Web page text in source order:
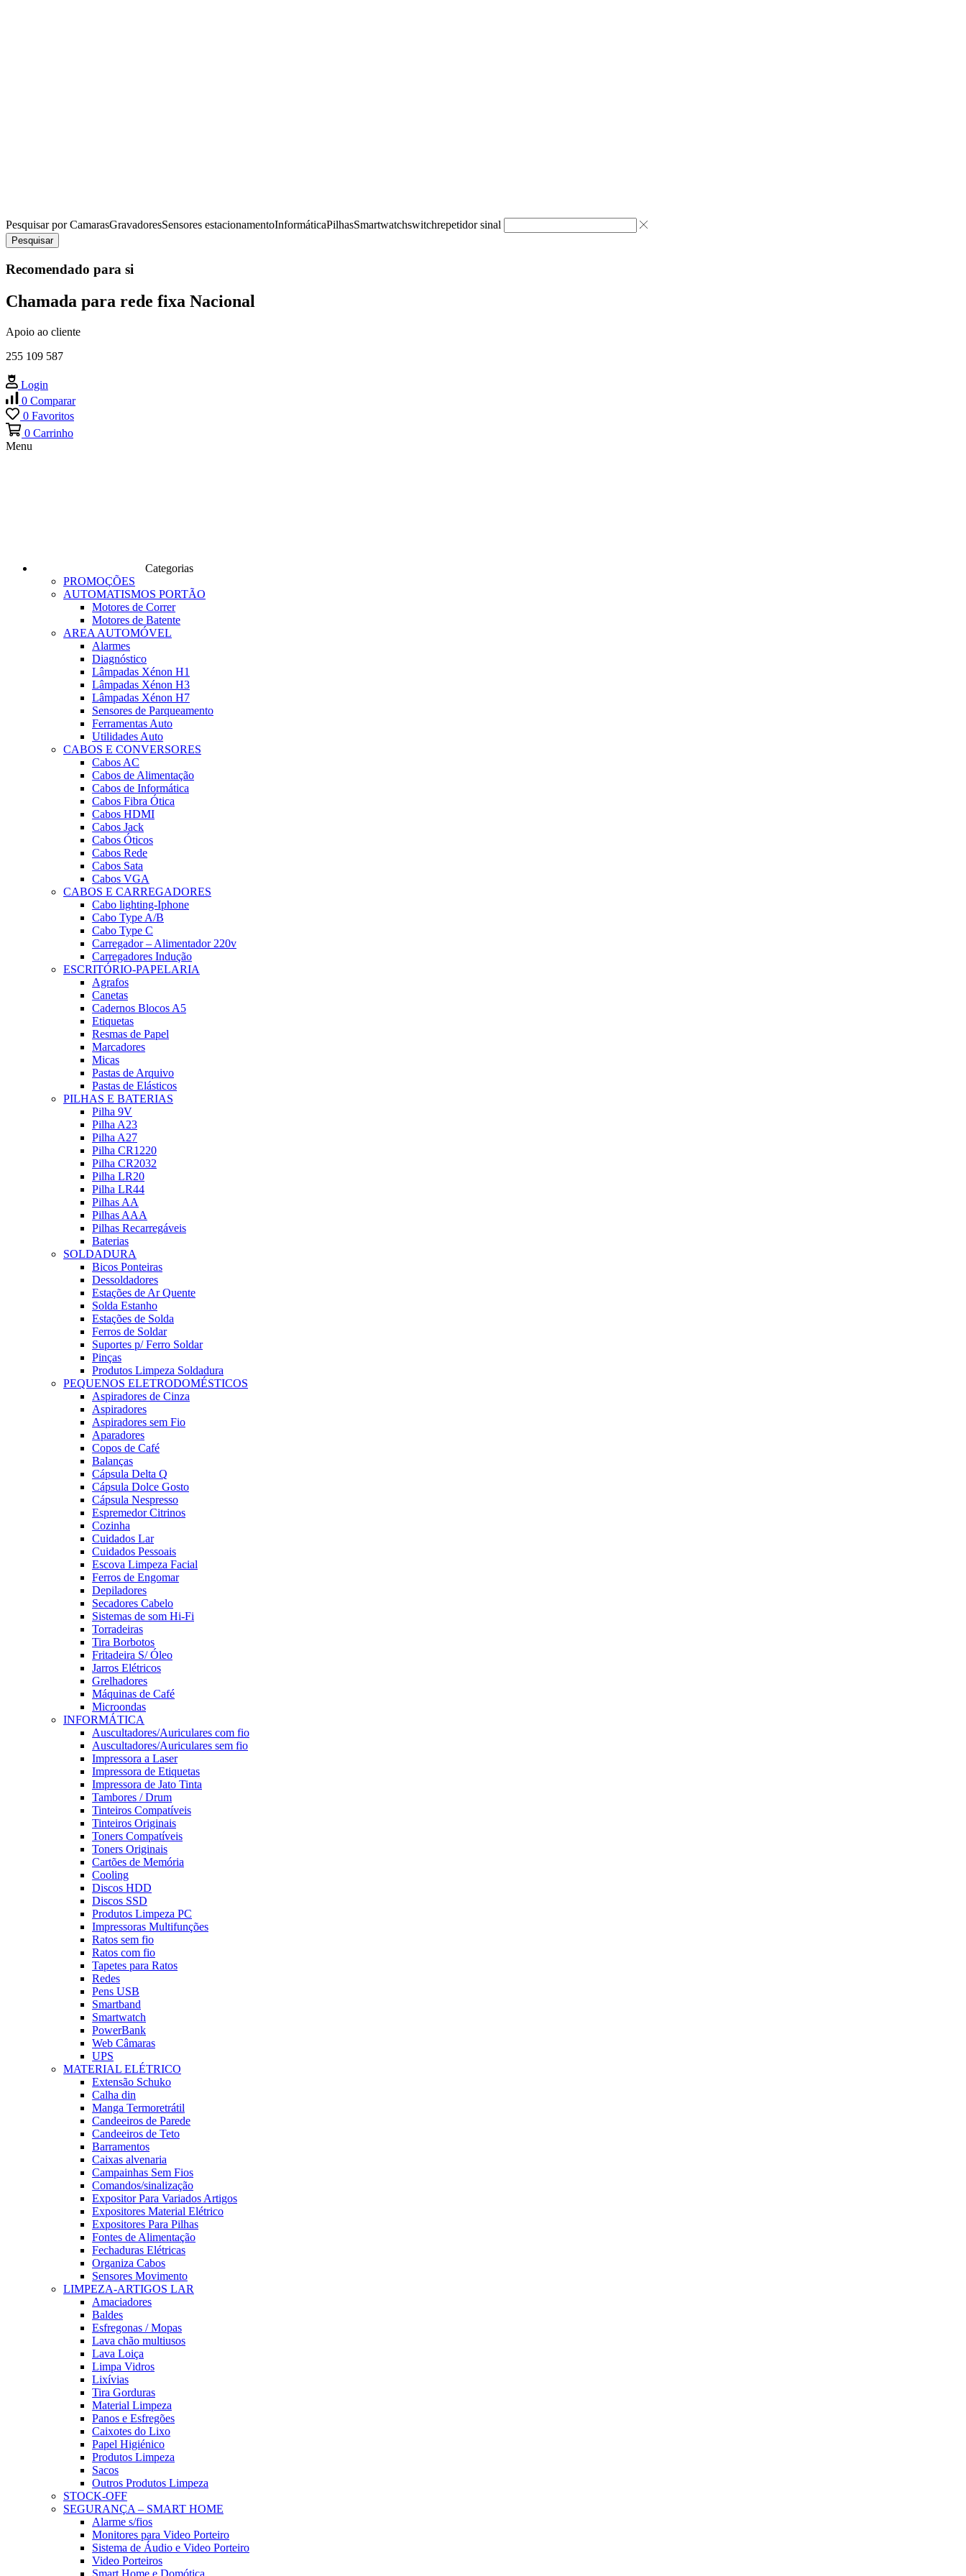
Pesquisar porCamarasGravadoresSensores estacionamentoInformáticaPilhasSmartwatchswitchrepetidor sinal
Pesquisar
Recomendado para si
Chamada para rede fixa Nacional
Apoio ao cliente
255 109 587
Login
0 Comparar
0 Favoritos
0 Carrinho
Menu
Categorias
PROMOÇÕES
AUTOMATISMOS PORTÃO
Motores de Correr
Motores de Batente
AREA AUTOMÓVEL
Alarmes
Diagnóstico
Lâmpadas Xénon H1
Lâmpadas Xénon H3
Lâmpadas Xénon H7
Sensores de Parqueamento
Ferramentas Auto
Utilidades Auto
CABOS E CONVERSORES
Cabos AC
Cabos de Alimentação
Cabos de Informática
Cabos Fibra Ótica
Cabos HDMI
Cabos Jack
Cabos Óticos
Cabos Rede
Cabos Sata
Cabos VGA
CABOS E CARREGADORES
Cabo lighting-Iphone
Cabo Type A/B
Cabo Type C
Carregador – Alimentador 220v
Carregadores Indução
ESCRITÓRIO-PAPELARIA
Agrafos
Canetas
Cadernos Blocos A5
Etiquetas
Resmas de Papel
Marcadores
Micas
Pastas de Arquivo
Pastas de Elásticos
PILHAS E BATERIAS
Pilha 9V
Pilha A23
Pilha A27
Pilha CR1220
Pilha CR2032
Pilha LR20
Pilha LR44
Pilhas AA
Pilhas AAA
Pilhas Recarregáveis
Baterias
SOLDADURA
Bicos Ponteiras
Dessoldadores
Estações de Ar Quente
Solda Estanho
Estações de Solda
Ferros de Soldar
Suportes p/ Ferro Soldar
Pinças
Produtos Limpeza Soldadura
PEQUENOS ELETRODOMÉSTICOS
Aspiradores de Cinza
Aspiradores
Aspiradores sem Fio
Aparadores
Copos de Café
Balanças
Cápsula Delta Q
Cápsula Dolce Gosto
Cápsula Nespresso
Espremedor Citrinos
Cozinha
Cuidados Lar
Cuidados Pessoais
Escova Limpeza Facial
Ferros de Engomar
Depiladores
Secadores Cabelo
Sistemas de som Hi-Fi
Torradeiras
Tira Borbotos
Fritadeira S/ Óleo
Jarros Elétricos
Grelhadores
Máquinas de Café
Microondas
INFORMÁTICA
Auscultadores/Auriculares com fio
Auscultadores/Auriculares sem fio
Impressora a Laser
Impressora de Etiquetas
Impressora de Jato Tinta
Tambores / Drum
Tinteiros Compatíveis
Tinteiros Originais
Toners Compatíveis
Toners Originais
Cartões de Memória
Cooling
Discos HDD
Discos SSD
Produtos Limpeza PC
Impressoras Multifunções
Ratos sem fio
Ratos com fio
Tapetes para Ratos
Redes
Pens USB
Smartband
Smartwatch
PowerBank
Web Câmaras
UPS
MATERIAL ELÉTRICO
Extensão Schuko
Calha din
Manga Termoretrátil
Candeeiros de Parede
Candeeiros de Teto
Barramentos
Caixas alvenaria
Campainhas Sem Fios
Comandos/sinalização
Expositor Para Variados Artigos
Expositores Material Elétrico
Expositores Para Pilhas
Fontes de Alimentação
Fechaduras Elétricas
Organiza Cabos
Sensores Movimento
LIMPEZA-ARTIGOS LAR
Amaciadores
Baldes
Esfregonas / Mopas
Lava chão multiusos
Lava Loiça
Limpa Vidros
Lixívias
Tira Gorduras
Material Limpeza
Panos e Esfregões
Caixotes do Lixo
Papel Higiénico
Produtos Limpeza
Sacos
Outros Produtos Limpeza
STOCK-OFF
SEGURANÇA – SMART HOME
Alarme s/fios
Monitores para Video Porteiro
Sistema de Áudio e Video Porteiro
Video Porteiros
Smart Home e Domótica